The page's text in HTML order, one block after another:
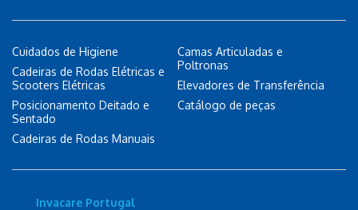
Cuidados de Higiene
Cadeiras de Rodas Elétricas e
Scooters Elétricas
Posicionamento Deitado e
Sentado
Cadeiras de Rodas Manuais
Camas Articuladas e
Poltronas
Elevadores de Transferência
Catálogo de peças
Invacare Portugal